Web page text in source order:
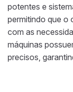
potentes e
permitindo que o
com as
máquinas
precisos,